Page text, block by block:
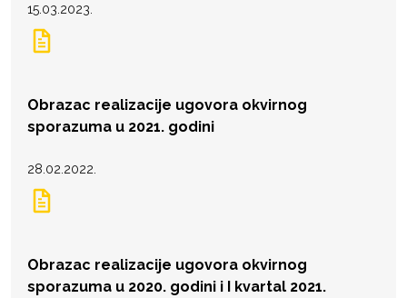
15.03.2023.
Obrazac realizacije ugovora okvirnog
sporazuma u 2021. godini
28.02.2022.
Obrazac realizacije ugovora okvirnog
sporazuma u 2020. godini i I kvartal 2021.